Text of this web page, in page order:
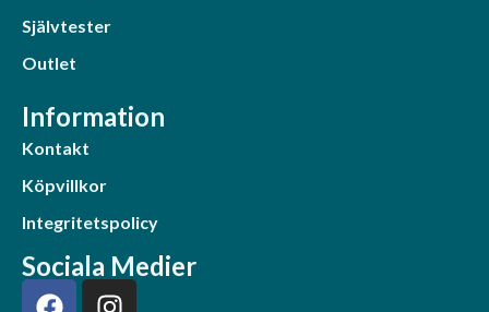
Självtester
Outlet
Information
Kontakt
Köpvillkor
Integritetspolicy
Sociala Medier